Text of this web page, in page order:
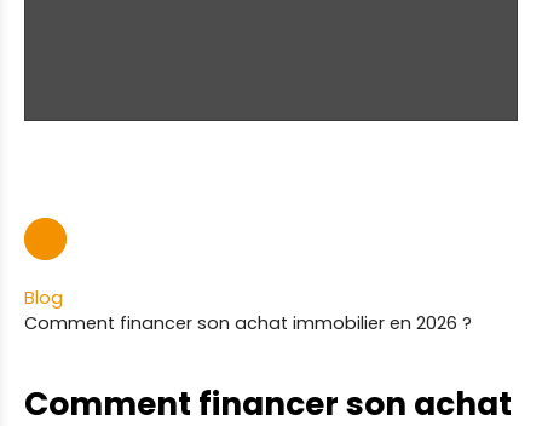
Blog
Comment financer son achat immobilier en 2026 ?
Comment financer son achat